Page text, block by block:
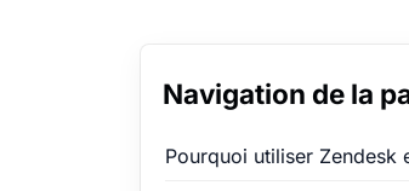
Navigation de la
Pourquoi utiliser Zendesk